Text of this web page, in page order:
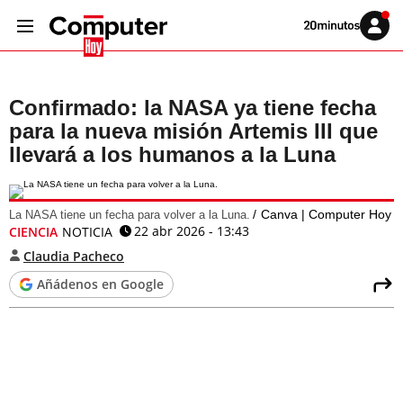
Volver
Iniciar
sesión
Confirmado: la NASA ya tiene fecha
para la nueva misión Artemis III que
llevará a los humanos a la Luna
La NASA tiene un fecha para volver a la Luna. Canva | Computer Hoy
CIENCIA NOTICIA
22 abr 2026 - 13:43
Claudia Pacheco
Añádenos en Google